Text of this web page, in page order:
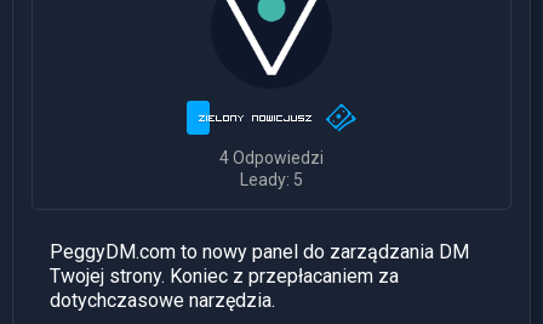
4 Odpowiedzi
Leady: 5
PeggyDM.com to nowy panel do zarządzania DM
Twojej strony. Koniec z przepłacaniem za
dotychczasowe narzędzia.